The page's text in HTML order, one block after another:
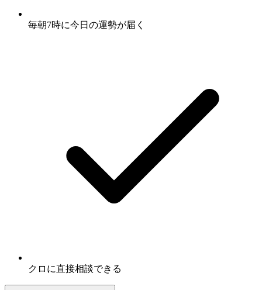
毎朝7時に今日の運勢が届く
クロに直接相談できる